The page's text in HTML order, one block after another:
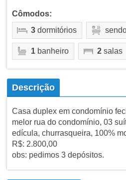
Cômodos:
3dormitórios
1banheiro 2salas
Descrição
Casa duplex em condomínio
melor rua do condomínio, 03
edícula, churrasqueira, 100%
R$: 2.800,00
obs: pedimos 3 depósitos.